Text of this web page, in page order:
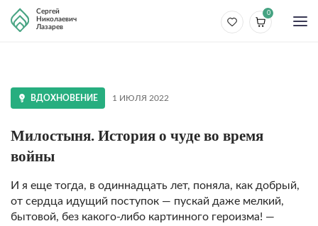
Сергей
Николаевич
Лазарев
0
ВДОХНОВЕНИЕ 1 ИЮЛЯ 2022
Милостыня. История о чуде во время
войны
И я еще тогда, в одиннадцать лет, поняла, как добрый,
от сердца идущий поступок — пускай даже мелкий,
бытовой, без какого-либо картинного героизма! —